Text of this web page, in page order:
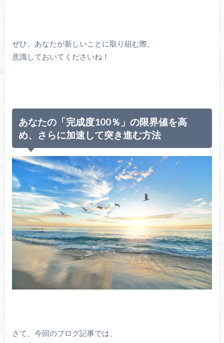
ぜひ、あなたが新しいことに取り組む際、
意識しておいてくださいね！
あなたの「完成度100％」の限界値を高
め、さらに加速して突き進む方法
さて、今回のブログ記事では、